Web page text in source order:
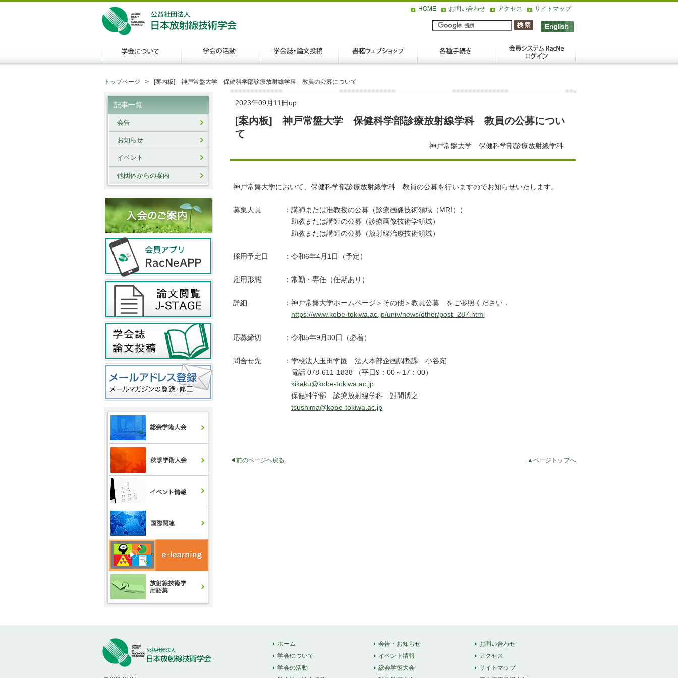
HOME お問い合わせ アクセス サイトマップ
トップページ [案内板] 神戸常盤大学 保健科学部診療放射線学科 教員の公募について
2023年09月11日up
[案内板] 神戸常盤大学 保健科学部診療放射線学科 教員の公募につい
て
神戸常盤大学 保健科学部診療放射線学科
神戸常盤大学において、保健科学部診療放射線学科 教員の公募を行いますのでお知らせいたします。
募集人員 ： 講師または准教授の公募（診療画像技術領域（MRI））
助教または講師の公募（診療画像技術学領域）
助教または講師の公募（放射線治療技術領域）
採用予定日 ： 令和6年4月1日（予定）
雇用形態 ： 常勤・専任（任期あり）
詳細 ： 神戸常盤大学ホームページ＞その他＞教員公募 をご参照ください．
https://www.kobe-tokiwa.ac.jp/univ/news/other/post_287.html
応募締切 ： 令和5年9月30日（必着）
問合せ先 ： 学校法人玉田学園 法人本部企画調整課 小谷宛
電話 078-611-1838 （平日9：00～17：00）
kikaku@kobe-tokiwa.ac.jp
保健科学部 診療放射線学科 對間博之
tsushima@kobe-tokiwa.ac.jp
▲ページトップへ
◀前のページヘ戻る
記事一覧
会告
お知らせ
イベント
他団体からの案内
ホーム
学会について
学会の活動
会告・お知らせ
イベント情報
総会学術大会
お問い合わせ
アクセス
サイトマップ